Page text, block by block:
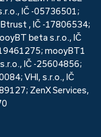
IČ -05736501;
, IČ -17806534;
beta s.r.o., IČ
mooyBT1
IČ -25604856;
VHI, s.r.o., IČ
ZenX Services,